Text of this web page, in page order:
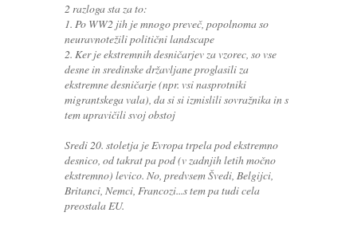
2 razloga sta za to:
1. Po WW2 jih je mnogo preveč, popolnoma so
neuravnotežili politični landscape
2. Ker je ekstremnih desničarjev za vzorec, so vse
desne in sredinske državljane proglasili za
ekstremne desničarje (npr. vsi nasprotniki
migrantskega vala), da si si izmislili sovražnika in s
tem upravičili svoj obstoj
Sredi 20. stoletja je Evropa trpela pod ekstremno
desnico, od takrat pa pod (v zadnjih letih močno
ekstremno) levico. No, predvsem Švedi, Belgijci,
Britanci, Nemci, Francozi...s tem pa tudi cela
preostala EU.